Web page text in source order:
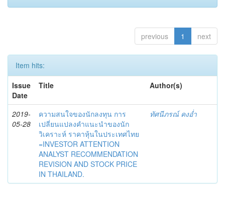
previous 1 next
Item hits:
Issue
Date
Title Author(s)
2019-
05-28
ความสนใจของนักลงทุน การ
เปลี่ยนแปลงคำแนะนำของนัก
วิเคราะห์ ราคาหุ้นในประเทศไทย
=INVESTOR ATTENTION
ANALYST RECOMMENDATION
REVISION AND STOCK PRICE
IN THAILAND.
ทัศนีภรณ์ คงอ่ำ